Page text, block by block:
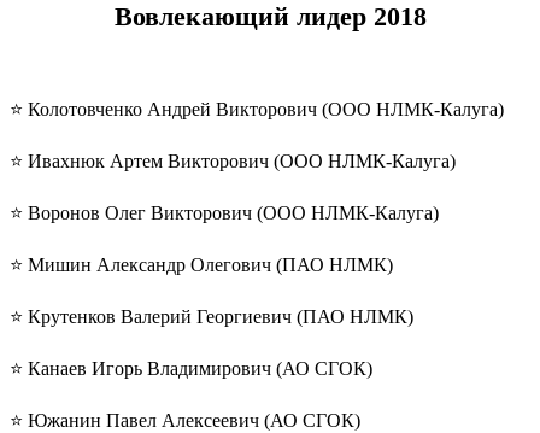
Вовлекающий лидер2018
⭐️ Колотовченко Андрей Викторович (ООО НЛМК-Калуга)
⭐️ Ивахнюк Артем Викторович (ООО НЛМК-Калуга)
⭐️ Воронов Олег Викторович (ООО НЛМК-Калуга)
⭐️ Мишин Александр Олегович (ПАО НЛМК)
⭐️ Крутенков Валерий Георгиевич (ПАО НЛМК)
⭐️ Канаев Игорь Владимирович (АО СГОК)
⭐️ Южанин Павел Алексеевич (АО СГОК)